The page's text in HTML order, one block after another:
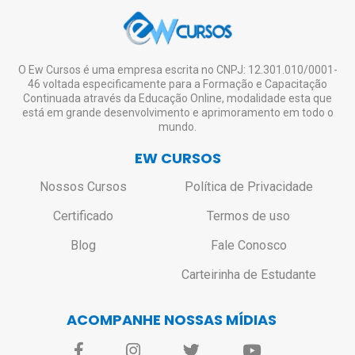
vontade, mesmo não tendo interesse em
solicitar o certificado de todos ou de nenhum.
Não haverá bloqueio ou restrição de
acesso aos alunos que não solicitarem o
certificado.
em contato pelo e-mail:
contato@ewcursos.com.br, para verificar o
O Ew Cursos é uma empresa escrita no CNPJ: 12.301.010/0001-
46 voltada especificamente para a Formação e Capacitação
Continuada através da Educação Online, modalidade esta que
está em grande desenvolvimento e aprimoramento em todo o
mundo.
EW CURSOS
Nossos Cursos
Certificado
Blog
Política de Privacidade
Termos de uso
Fale Conosco
Carteirinha de Estudante
ACOMPANHE NOSSAS MÍDIAS